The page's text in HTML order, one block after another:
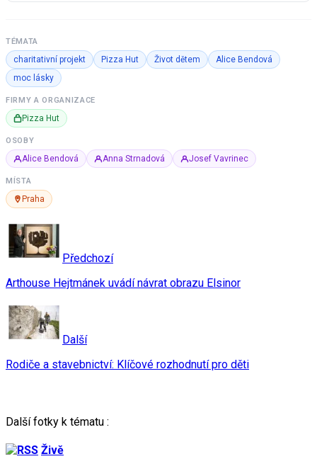
TÉMATA
charitativní projekt Pizza Hut Život dětem
Alice Bendová
moc lásky
FIRMY A ORGANIZACE
Pizza Hut
OSOBY
Alice Bendová Anna Strnadová Josef Vavrinec
MÍSTA
Praha
Předchozí
Arthouse Hejtmánek uvádí návrat obrazu Elsinor
Další
Rodiče a stavebnictví: Klíčové rozhodnutí pro děti
Další fotky k tématu :
Živě